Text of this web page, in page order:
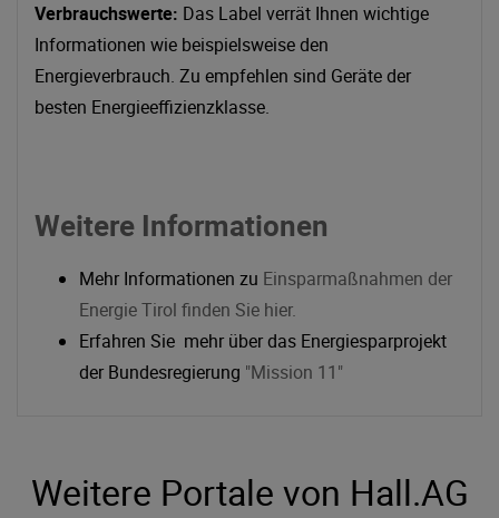
Verbrauchswerte: Das Label verrät Ihnen wichtige
Informationen wie beispielsweise den
Energieverbrauch. Zu empfehlen sind Geräte der
besten Energieeffizienzklasse.
Weitere Informationen
Mehr Informationen zu Einsparmaßnahmen der
Energie Tirol finden Sie hier.
Erfahren Sie mehr über das Energiesparprojekt
der Bundesregierung "Mission 11"
Weitere Portale von Hall.AG